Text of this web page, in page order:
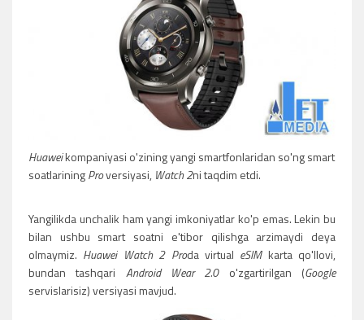
Huaweikompaniyasi o'zining yangi smartfonlaridan so'ng smart
soatlariningProversiyasi, Watch 2ni taqdim etdi.
Yangilikda unchalik ham yangi imkoniyatlar ko'p emas. Lekin bu
bilan ushbu smart soatni e'tibor qilishga arzimaydi deya
olmaymiz. Huawei Watch 2 Proda virtual eSIMkarta qo'llovi,
bundan tashqari Android Wear 2.0o'zgartirilgan (Google
servislarisiz) versiyasi mavjud.